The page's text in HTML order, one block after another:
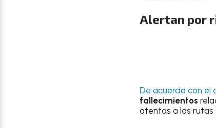
Alertan por
De acuerdo con el
fallecimientos
atentos a las rutas